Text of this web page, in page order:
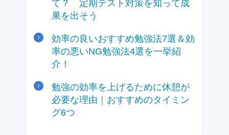
て？ 定期テスト対策を知って成
果を出そう
効率の良いおすすめ勉強法7選＆効
率の悪いNG勉強法4選を一挙紹
介！
勉強の効率を上げるために休憩が
必要な理由｜おすすめのタイミン
グ6つ